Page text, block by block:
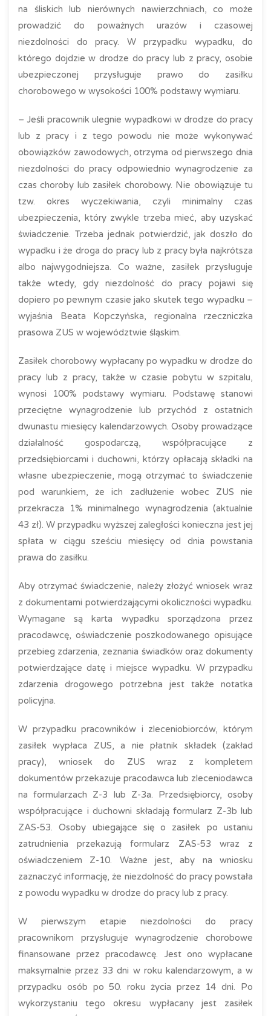
na śliskich lub nierównych nawierzchniach, co może
prowadzić do poważnych urazów i czasowej
niezdolności do pracy. W przypadku wypadku, do
którego dojdzie w drodze do pracy lub z pracy, osobie
ubezpieczonej przysługuje prawo do zasiłku
chorobowego w wysokości 100% podstawy wymiaru.
– Jeśli pracownik ulegnie wypadkowi w drodze do pracy
lub z pracy i z tego powodu nie może wykonywać
obowiązków zawodowych, otrzyma od pierwszego dnia
niezdolności do pracy odpowiednio wynagrodzenie za
czas choroby lub zasiłek chorobowy. Nie obowiązuje tu
tzw. okres wyczekiwania, czyli minimalny czas
ubezpieczenia, który zwykle trzeba mieć, aby uzyskać
świadczenie. Trzeba jednak potwierdzić, jak doszło do
wypadku i że droga do pracy lub z pracy była najkrótsza
albo najwygodniejsza. Co ważne, zasiłek przysługuje
także wtedy, gdy niezdolność do pracy pojawi się
dopiero po pewnym czasie jako skutek tego wypadku –
wyjaśnia Beata Kopczyńska, regionalna rzeczniczka
prasowa ZUS w województwie śląskim.
Zasiłek chorobowy wypłacany po wypadku w drodze do
pracy lub z pracy, także w czasie pobytu w szpitalu,
wynosi 100% podstawy wymiaru. Podstawę stanowi
przeciętne wynagrodzenie lub przychód z ostatnich
dwunastu miesięcy kalendarzowych. Osoby prowadzące
działalność gospodarczą, współpracujące z
przedsiębiorcami i duchowni, którzy opłacają składki na
własne ubezpieczenie, mogą otrzymać to świadczenie
pod warunkiem, że ich zadłużenie wobec ZUS nie
przekracza 1% minimalnego wynagrodzenia (aktualnie
43 zł). W przypadku wyższej zaległości konieczna jest jej
spłata w ciągu sześciu miesięcy od dnia powstania
prawa do zasiłku.
Aby otrzymać świadczenie, należy złożyć wniosek wraz
z dokumentami potwierdzającymi okoliczności wypadku.
Wymagane są karta wypadku sporządzona przez
pracodawcę, oświadczenie poszkodowanego opisujące
przebieg zdarzenia, zeznania świadków oraz dokumenty
potwierdzające datę i miejsce wypadku. W przypadku
zdarzenia drogowego potrzebna jest także notatka
policyjna.
W przypadku pracowników i zleceniobiorców, którym
zasiłek wypłaca ZUS, a nie płatnik składek (zakład
pracy), wniosek do ZUS wraz z kompletem
dokumentów przekazuje pracodawca lub zleceniodawca
na formularzach Z-3 lub Z-3a. Przedsiębiorcy, osoby
współpracujące i duchowni składają formularz Z-3b lub
ZAS-53. Osoby ubiegające się o zasiłek po ustaniu
zatrudnienia przekazują formularz ZAS-53 wraz z
oświadczeniem Z-10. Ważne jest, aby na wniosku
zaznaczyć informację, że niezdolność do pracy powstała
z powodu wypadku w drodze do pracy lub z pracy.
W pierwszym etapie niezdolności do pracy
pracownikom przysługuje wynagrodzenie chorobowe
finansowane przez pracodawcę. Jest ono wypłacane
maksymalnie przez 33 dni w roku kalendarzowym, a w
przypadku osób po 50. roku życia przez 14 dni. Po
wykorzystaniu tego okresu wypłacany jest zasiłek